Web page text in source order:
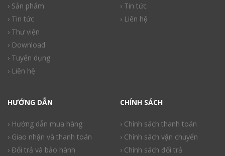
› Sản phẩm
› Tin tức
› Thư viện
› Download
› Tuyển dụng
› Liên hệ
› Tin tức
› Liên hệ
HƯỚNG DẪN
› Hướng dẫn mua hàng
› Giao nhận và thanh toán
› Đổi trả và bảo hành
CHÍNH SÁCH
› Chính sách thanh toán
› Chính sách vận chuyển
› Chính sách đổi trả